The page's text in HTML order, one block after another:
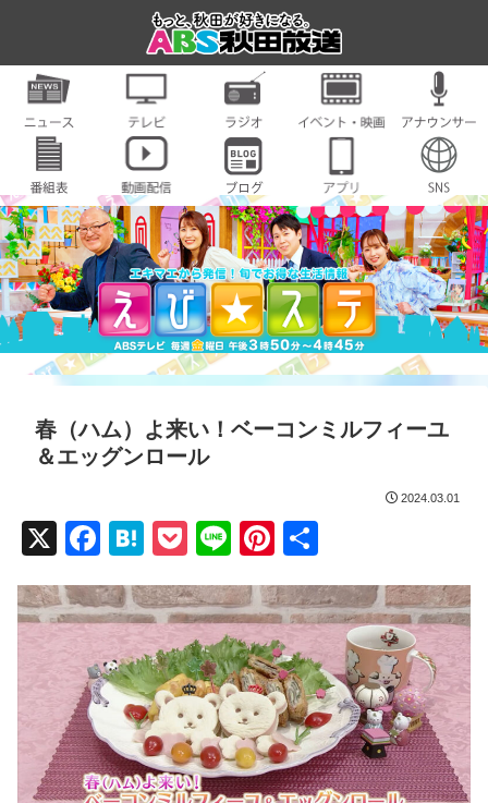
春（ハム）よ来い！ベーコンミルフィーユ
＆エッグンロール
2024.03.01
X
F
c
e
b
o
o
k
H
e
n
a
P
ck
et
Li
e
Pi
er
e
st